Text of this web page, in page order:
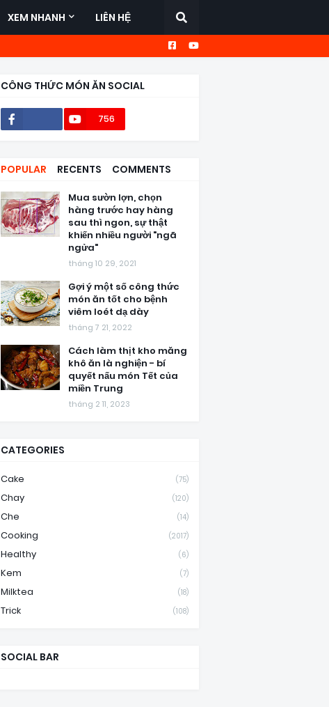
XEM NHANH LIÊN HỆ
CÔNG THỨC MÓN ĂN SOCIAL
756
POPULAR RECENTS COMMENTS
Mua sườn lợn, chọn
hàng trước hay hàng
sau thì ngon, sự thật
khiến nhiều người "ngã
ngửa"
tháng 10 29, 2021
Gợi ý một số công thức
món ăn tốt cho bệnh
viêm loét dạ dày
tháng 7 21, 2022
Cách làm thịt kho măng
khô ăn là nghiện - bí
quyết nấu món Tết của
miền Trung
tháng 2 11, 2023
CATEGORIES
Cake (75)
Chay (120)
Che (14)
Cooking (2017)
Healthy (6)
Kem (7)
Milktea (18)
Trick (108)
SOCIAL BAR